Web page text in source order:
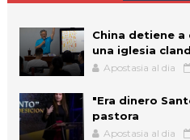
China detiene
una iglesia
Apostasia al dia
"Era dinero
pastora
Apostasia al dia